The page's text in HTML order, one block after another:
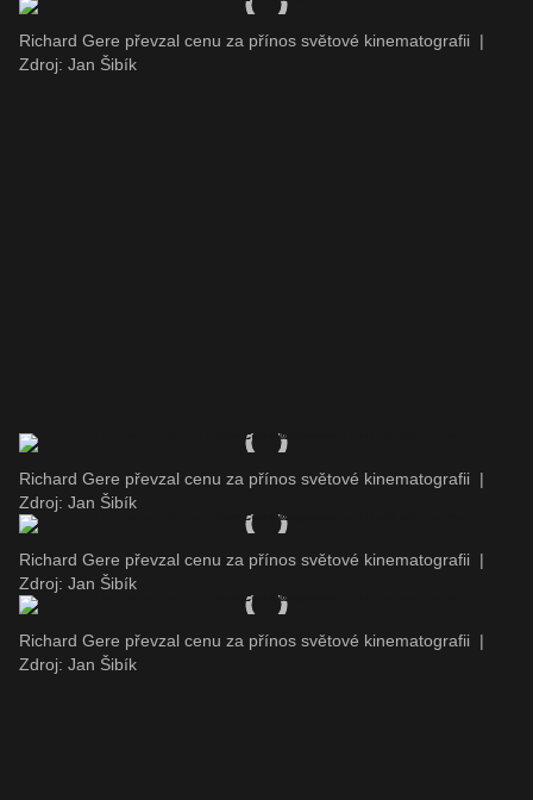
Richard Gere převzal cenu za přínos světové kinematografii |
Zdroj: Jan Šibík
Richard Gere převzal cenu za přínos světové kinematografii |
Zdroj: Jan Šibík
Richard Gere převzal cenu za přínos světové kinematografii |
Zdroj: Jan Šibík
Richard Gere převzal cenu za přínos světové kinematografii |
Zdroj: Jan Šibík